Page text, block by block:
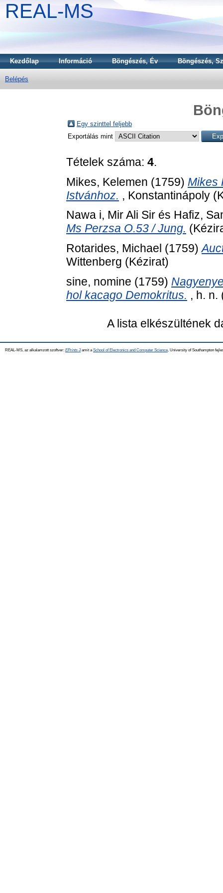
REAL-MS
Kezdőlap Információ Böngészés, Év Böngészés,
Belépés
Egy szinttel feljebb
Exportálás mint
Tételek száma: 4.
Mikes, Kelemen (1759) Mikes
Istvánhoz. , Konstantinápoly
Nawa i, Mir Ali Sir és Hafiz,
Ms Perzsa O.53 / Jung.
Rotarides, Michael (1759)
Wittenberg (Kézirat)
sine, nomine (1759)
hol kacago Demokritus. , h. n.
A lista elkészültének
REAL-MS, az alkalamzott szoftver: EPrints 3amit a School of Electronics and Computer Science , University of Southampton